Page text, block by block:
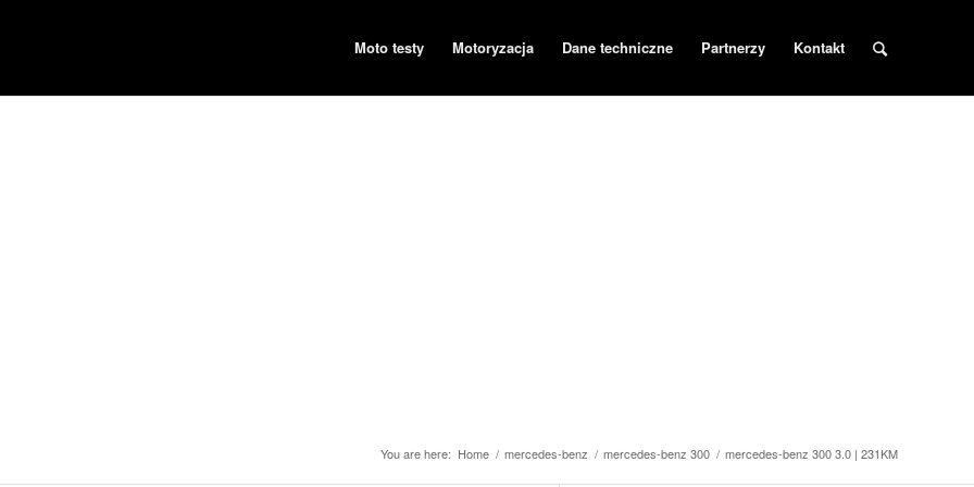
Moto testy Motoryzacja Dane techniczne Partnerzy Kontakt
You are here: Home / mercedes-benz / mercedes-benz 300 / mercedes-benz 300 3.0 | 231KM